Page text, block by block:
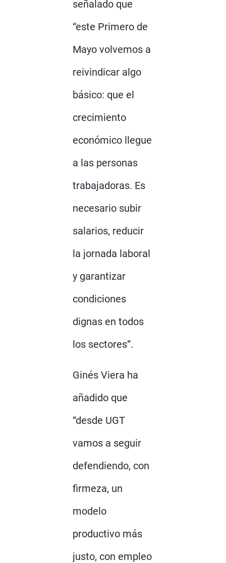
señalado que
“este Primero de
Mayo volvemos a
reivindicar algo
básico: que el
crecimiento
económico llegue
a las personas
trabajadoras. Es
necesario subir
salarios, reducir
la jornada laboral
y garantizar
condiciones
dignas en todos
los sectores”.
Ginés Viera ha
añadido que
“desde UGT
vamos a seguir
defendiendo, con
firmeza, un
modelo
productivo más
justo, con empleo